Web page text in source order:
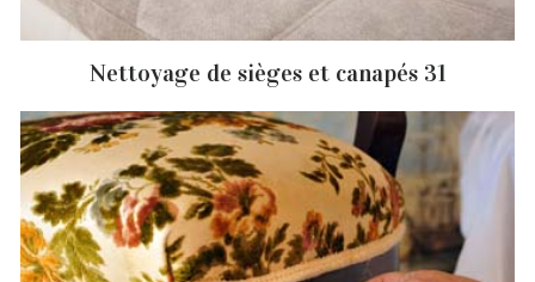
Nettoyage de sièges et canapés 31